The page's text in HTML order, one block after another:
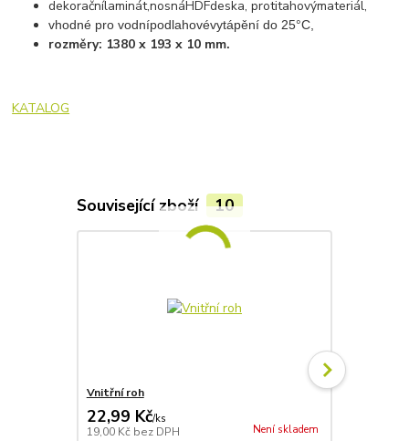
dekoračnílaminát,nosnáHDFdeska,protitahovýmateriál,
vhodné provodnípodlahovévytápění do 25°C,
rozměry: 1380 x 193 x 10 mm.
KATALOG
Související zboží 10
Vnitřní roh
22,99 Kč/ks
19,00 Kč bez DPH Není skladem